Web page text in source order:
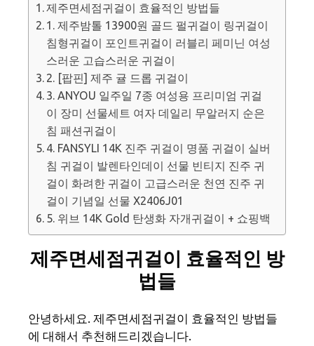
제주면세점귀걸이 효율적인 방법들
1. 제주밤톨 13900원 골드 펄귀걸이 링귀걸이
침형귀걸이 포인트귀걸이 러블리 페미닌 여성
스러운 고습스러운 귀걸이
2. [팝핀] 제주 귤 드롭 귀걸이
3. ANYOU 일주일 7종 여성용 프리미엄 귀걸
이 장미 선물세트 여자 데일리 무알러지 순은
침 패션귀걸이
4. FANSYLI 14K 진주 귀걸이 명품 귀걸이 실버
침 귀걸이 발렌타인데이 선물 빈티지 진주 귀
걸이 화려한 귀걸이 고급스러운 천연 진주 귀
걸이 기념일 선물 X2406J01
5. 위브 14K Gold 탄생화 자개귀걸이 + 쇼핑백
제주면세점귀걸이 효율적인 방
법들
안녕하세요. 제주면세점귀걸이 효율적인 방법들
에 대해서 추천해드리겠습니다.